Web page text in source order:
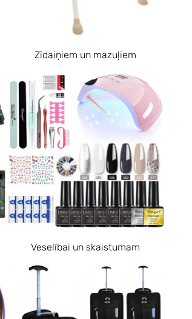
Zīdaiņiem un mazuļiem
Veselībai un skaistumam